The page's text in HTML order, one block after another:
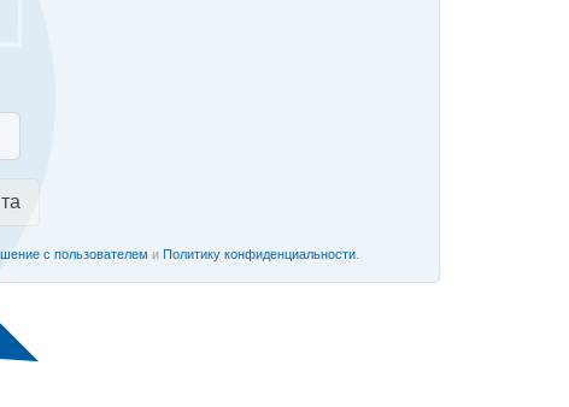
с пользователем и Политику конфиденциальности.